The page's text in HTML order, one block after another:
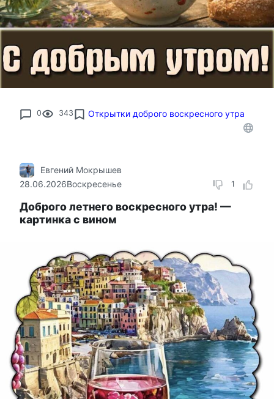
0 343 Открытки доброго воскресного утра
1
Евгений Мокрышев
28.06.2026Воскресенье
Доброго летнего воскресного утра! —
картинка с вином